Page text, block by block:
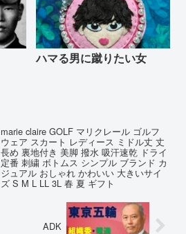
ハマる男に蹴りたい女
marie claire GOLF マリクレール ゴルフ
ウェア スカート レディース ミドル丈 丈
長め 裏地付き 美脚 撥水 吸汗速乾 ドライ
定番 刺繍 ボトムス シンプル ブランド カ
ジュアル おしゃれ かわいい 大きいサイ
ズ S M L LL 3L 春 夏 ギフト
ADK